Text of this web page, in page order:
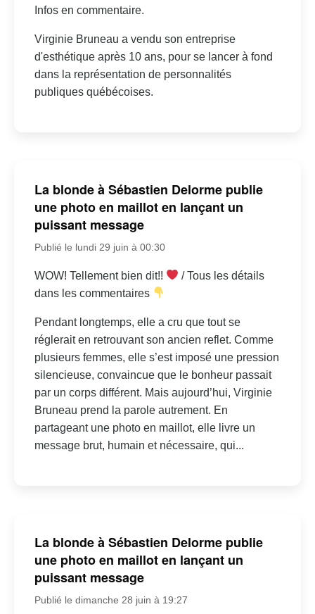
Infos en commentaire.
Virginie Bruneau a vendu son entreprise
d'esthétique après 10 ans, pour se lancer à fond
dans la représentation de personnalités
publiques québécoises.
La blonde à Sébastien Delorme publie
une photo en maillot en lançant un
puissant message
Publié le lundi 29 juin à 00:30
WOW! Tellement bien dit!!
/ Tous les détails
dans les commentaires
Pendant longtemps, elle a cru que tout se
réglerait en retrouvant son ancien reflet. Comme
plusieurs femmes, elle s’est imposé une pression
silencieuse, convaincue que le bonheur passait
par un corps différent. Mais aujourd’hui, Virginie
Bruneau prend la parole autrement. En
partageant une photo en maillot, elle livre un
message brut, humain et nécessaire, qui...
La blonde à Sébastien Delorme publie
une photo en maillot en lançant un
puissant message
Publié le dimanche 28 juin à 19:27